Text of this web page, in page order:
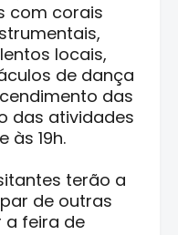
com corais
locais,
de dança
das
das atividades
às 19h.
terão a
de outras
a feira de